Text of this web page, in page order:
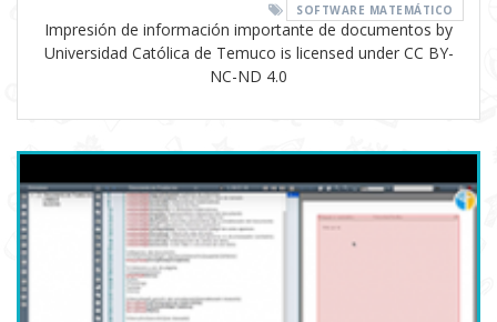
SOFTWARE MATEMÁTICO
Impresión de información importante de documentos by
Universidad Católica de Temuco is licensed under CC BY-
NC-ND 4.0